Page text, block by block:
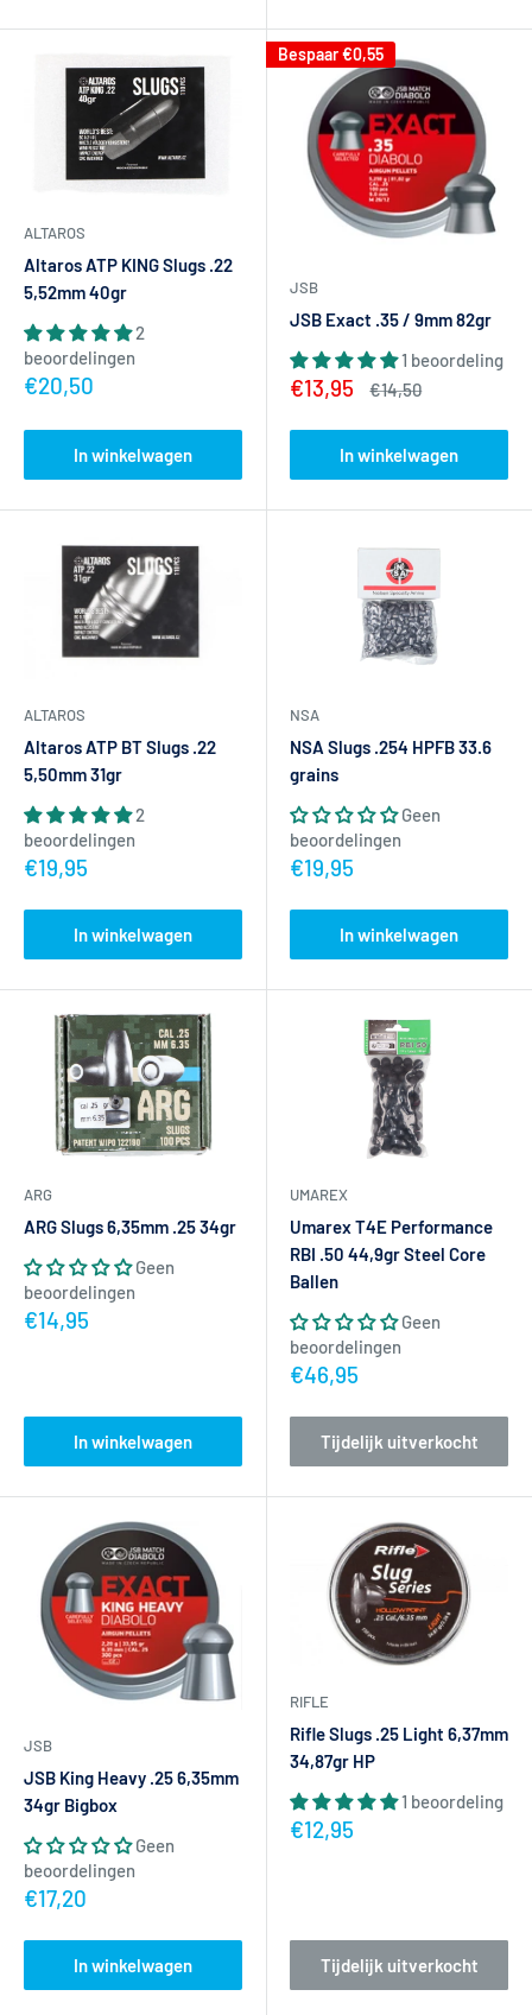
ALTAROS
Altaros ATP KING Slugs .22
5,52mm 40gr
2
beoordelingen
Actieprijs
€20,50
In winkelwagen
Bespaar€0,55
JSB
JSB Exact .35 / 9mm 82gr
1 beoordeling
Actieprijs
€13,95
Normale
€14,50
In winkelwagen
ALTAROS
Altaros ATP BT Slugs .22
5,50mm 31gr
2
beoordelingen
Actieprijs
€19,95
In winkelwagen
NSA
NSA Slugs .254 HPFB 33.6
grains
Geen
beoordelingen
Actieprijs
€19,95
In winkelwagen
ARG
ARG Slugs 6,35mm .25 34gr
Geen
beoordelingen
Actieprijs
€14,95
In winkelwagen
UMAREX
Umarex T4E Performance
RBI .50 44,9gr Steel Core
Ballen
Geen
beoordelingen
Actieprijs
€46,95
Tijdelijk uitverkocht
JSB
JSB King Heavy .25 6,35mm
34gr Bigbox
Geen
beoordelingen
Actieprijs
€17,20
In winkelwagen
RIFLE
Rifle Slugs .25 Light 6,37mm
34,87gr HP
1 beoordeling
Actieprijs
€12,95
Tijdelijk uitverkocht